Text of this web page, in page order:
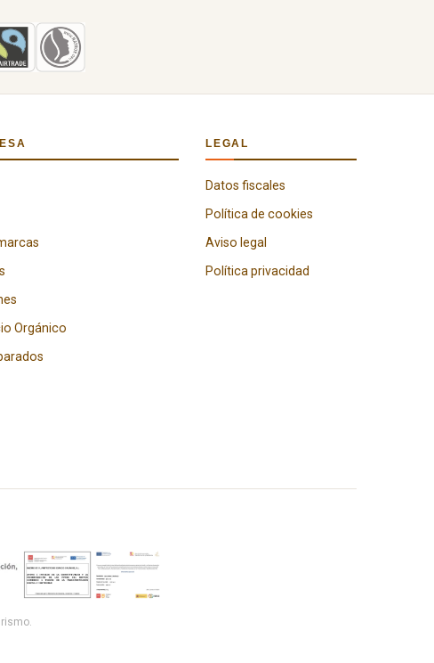
Orgánico
LEGAL
Datos fiscales
Política de cookies
Aviso legal
Política privacidad